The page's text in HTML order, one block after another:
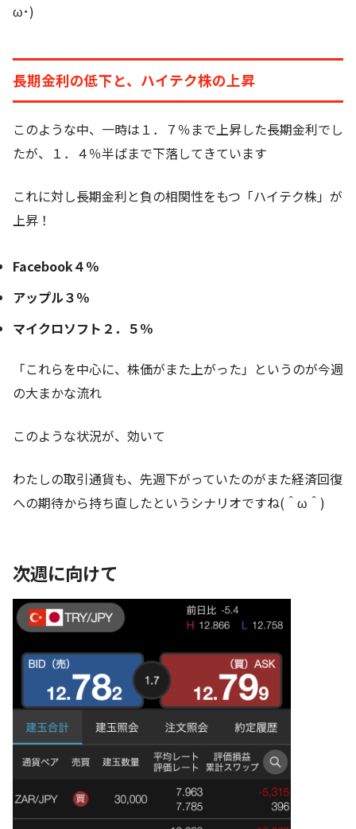
ω･)
長期金利の低下と、ハイテク株の上昇
このような中、一時は１．７％まで上昇した長期金利でし
たが、１．４％半ばまで下落してきています
これに対し長期金利と負の相関性をもつ「ハイテク株」が
上昇！
Facebook４％
アップル３％
マイクロソフト２．５％
「これらを中心に、株価がまた上がった」というのが今週
の大まかな流れ
このような状況が、効いて
わたしの取引通貨も、先週下がっていたのがまた経済回復
への期待から持ち直したというシナリオですね(＾ω＾)
次週に向けて